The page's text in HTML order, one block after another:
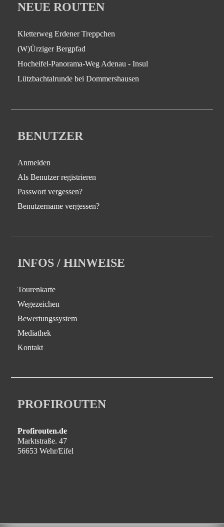
NEUE ROUTEN
Kletterweg Erdener Treppchen
(W)Ürziger Bergpfad
Hocheifel-Panorama-Weg Adenau - Insul
Lützbachtalrunde bei Dommershausen
BENUTZER
Anmelden
Als Benutzer registrieren
Passwort vergessen?
Benutzername vergessen?
INFOS / HINWEISE
Tourenkarte
Wegezeichen
Bewertungssystem
Mediathek
Kontakt
PROFIROUTEN
Profirouten.de
Marktstraße. 47
56653 Wehr/Eifel